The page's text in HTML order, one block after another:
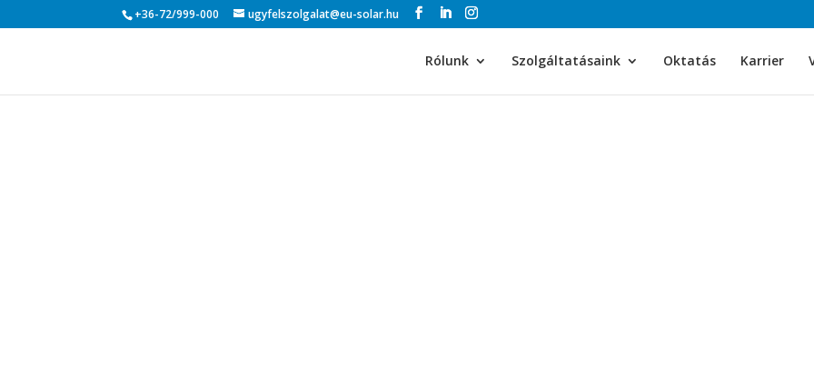
+36-72/999-000 ugyfelszolgalat@eu-solar.hu
Rólunk Szolgáltatásaink Oktatás Karrier